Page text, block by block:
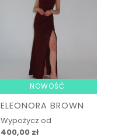
NOWOŚĆ
ELEONORA BROWN
Wypożycz od
400,00 zł